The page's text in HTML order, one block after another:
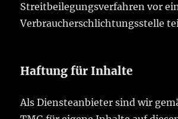
Streitbeilegungsverfahren vor
Verbraucherschlichtungsstelle
Haftung für Inhalte
Als Diensteanbieter sind wir